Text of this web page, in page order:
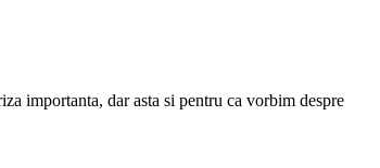
importanta, dar asta si pentru ca vorbim despre